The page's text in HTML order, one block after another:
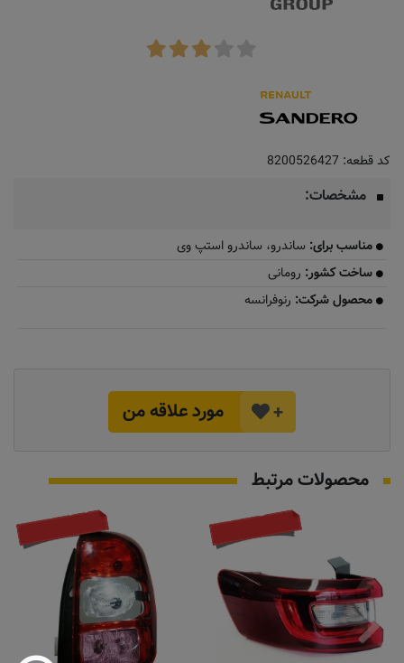
کد قطعه: 8200526427
مشخصات:
مناسب برای: ساندرو، ساندرو استپ وی
ساخت کشور: رومانی
محصول شرکت: رنوفرانسه
+ مورد علاقه من
محصولات مرتبط
تماس بگیرید موجود نیست